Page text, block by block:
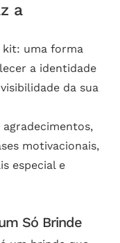
a
kit: uma forma
a identidade
da sua
agradecimentos,
motivacionais,
especial e
Só Brinde